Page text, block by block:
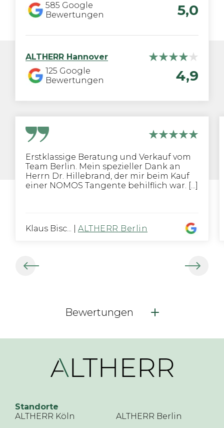
585 Google
Bewertungen
5,0
ALTHERR Hannover
125 Google
Bewertungen
4,9
Erstklassige Beratung und Verkauf vom
Team Berlin. Mein spezieller Dank an
Herrn Dr. Hillebrand, der mir beim Kauf
einer NOMOS Tangente behilflich war. [...]
Klaus Bisc... ALTHERR Berlin
Bewertungen
Standorte
ALTHERR Köln
ALTHERR Berlin